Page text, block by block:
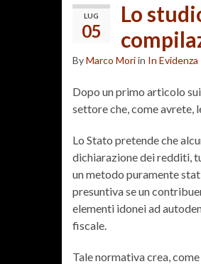
LUG
05
Lo
ByMarco Moriin In Evidenza
Dopo un primo articolo
settore che, come avrete,
Lo Stato pretende che
dichiarazione dei redditi,
un metodo puramente
presuntiva se un
elementi idonei ad
fiscale.
Tale normativa crea,